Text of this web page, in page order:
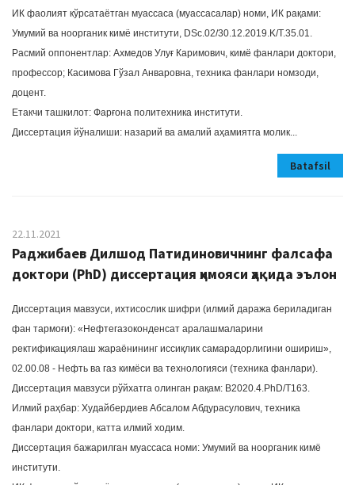
ИК фаолият кўрсатаётган муассаса (муассасалар) номи, ИК рақами:
Умумий ва ноорганик кимё институти, DSc.02/30.12.2019.K/T.35.01.
Расмий оппонентлар: Ахмедов Улуғ Каримович, кимё фанлари доктори,
профессор; Касимова Гўзал Анваровна, техника фанлари номзоди,
доцент.
Етакчи ташкилот: Фарғона политехника институти.
Диссертация йўналиши: назарий ва амалий аҳамиятга молик...
Batafsil
22.11.2021
Раджибаев Дилшод Патидиновичнинг фалсафа
доктори (PhD) диссертация ҳимояси ҳақида эълон
Диссертация мавзуси, ихтисослик шифри (илмий даража бериладиган
фан тармоғи): «Нефтегазоконденсат аралашмаларини
ректификациялаш жараёнининг иссиқлик самарадорлигини ошириш»,
02.00.08 - Нефть ва газ кимёси ва технологияси (техника фанлари).
Диссертация мавзуси рўйхатга олинган рақам: B2020.4.PhD/Т163.
Илмий раҳбар: Худайбердиев Абсалом Абдурасулович, техника
фанлари доктори, катта илмий ходим.
Диссертация бажарилган муассаса номи: Умумий ва ноорганик кимё
институти.